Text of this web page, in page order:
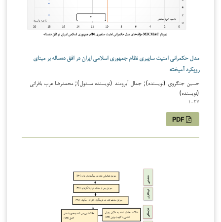
مدل حکمرانی امنیت سایبری نظام جمهوری اسلامی ایران در افق ده‌ساله بر مبنای
رویکرد آمیخته
حسین جنگروی (نویسنده); جمال آبرومند (نویسنده مسئول); محمدرضا عرب بافرانی
(نویسنده)
1-27